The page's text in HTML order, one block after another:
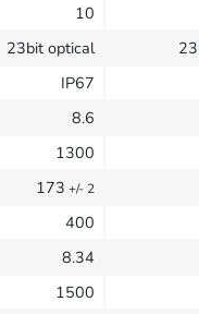
10
23bit optical
IP67
8.6
1300
173 +/- 2
400
8.34
1500